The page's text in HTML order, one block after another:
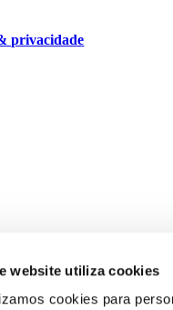
website utiliza cookies
cookies para
privacidade